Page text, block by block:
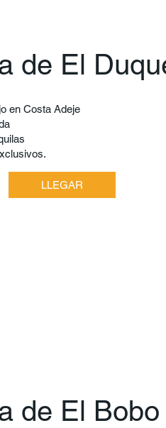
de El
en Costa Adeje
LLEGAR
de El Bobo